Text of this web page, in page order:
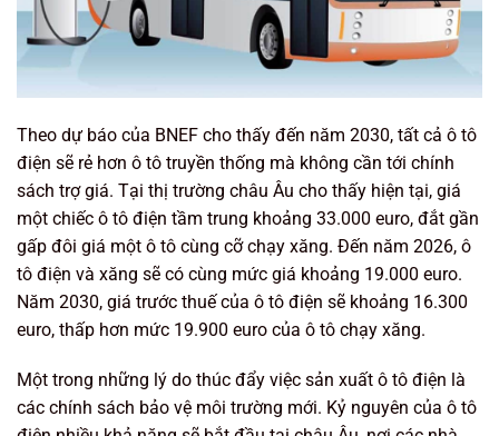
Theo dự báo của BNEF cho thấy đến năm 2030, tất cả ô tô
điện sẽ rẻ hơn ô tô truyền thống mà không cần tới chính
sách trợ giá. Tại thị trường châu Âu cho thấy hiện tại, giá
một chiếc ô tô điện tầm trung khoảng 33.000 euro, đắt gần
gấp đôi giá một ô tô cùng cỡ chạy xăng. Đến năm 2026, ô
tô điện và xăng sẽ có cùng mức giá khoảng 19.000 euro.
Năm 2030, giá trước thuế của ô tô điện sẽ khoảng 16.300
euro, thấp hơn mức 19.900 euro của ô tô chạy xăng.
Một trong những lý do thúc đẩy việc sản xuất ô tô điện là
các chính sách bảo vệ môi trường mới. Kỷ nguyên của ô tô